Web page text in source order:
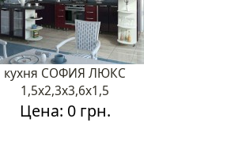
кухня СОФИЯ ЛЮКС
1,5х2,3х3,6х1,5
Цена: 0 грн.